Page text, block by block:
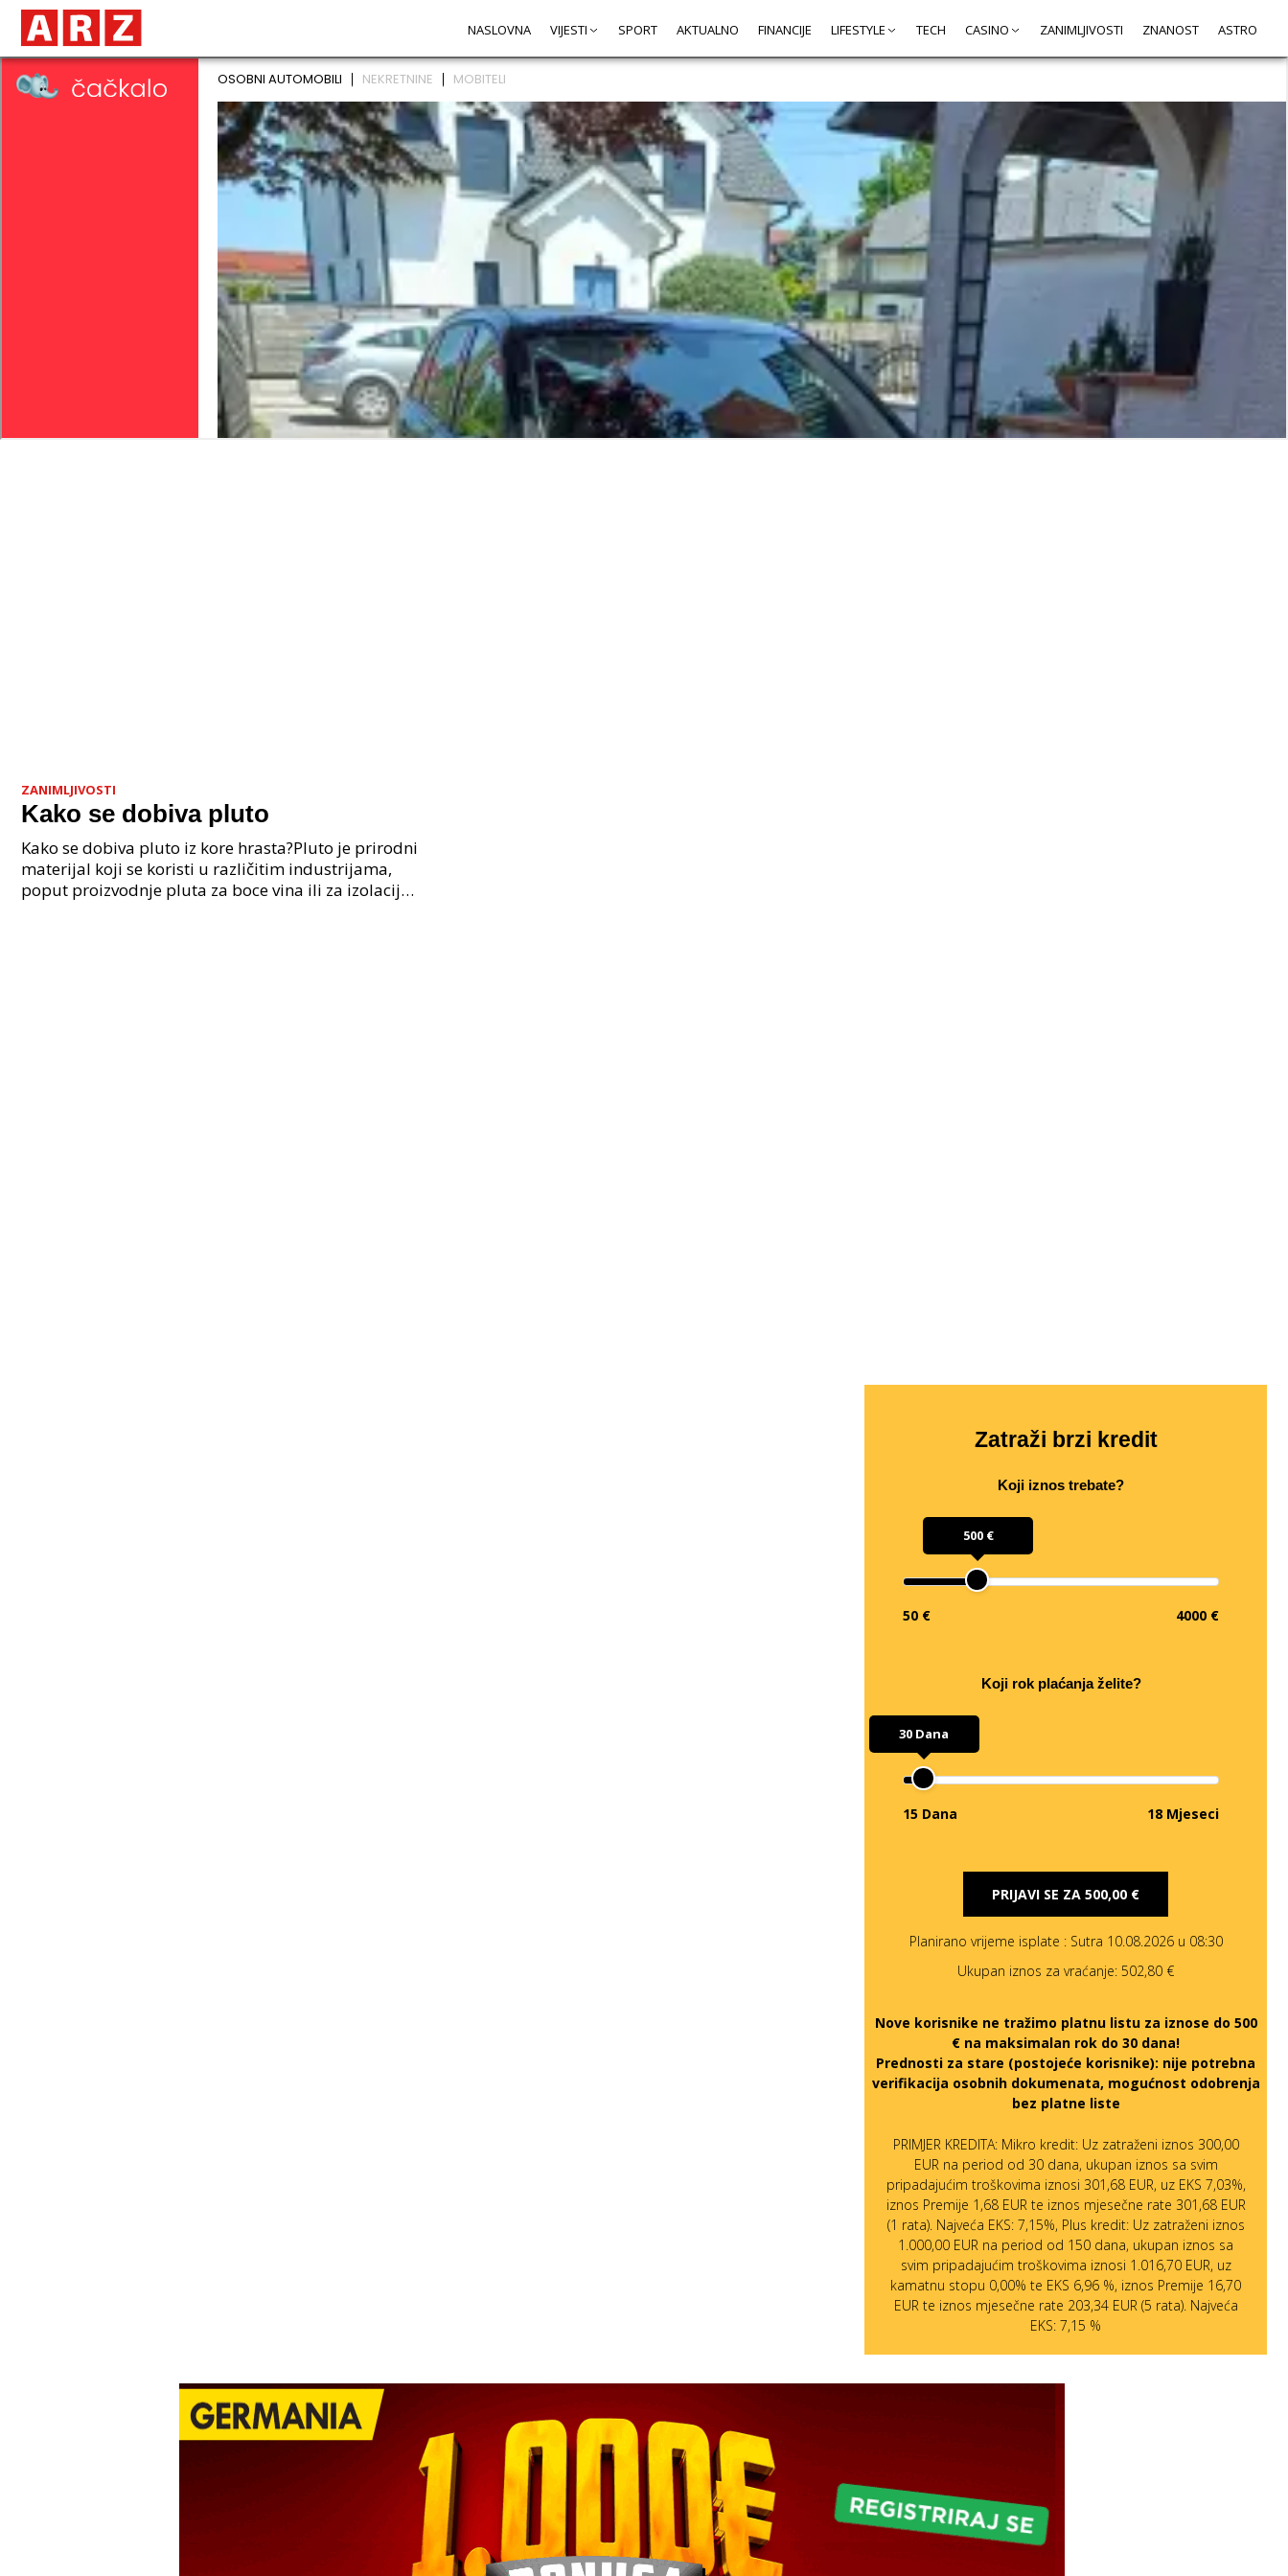
NASLOVNA VIJESTI SPORT AKTUALNO FINANCIJE LIFESTYLE TECH CASINO ZANIMLJIVOSTI ZNANOST ASTRO
ZANIMLJIVOSTI
Kako se dobiva pluto
Kako se dobiva pluto iz kore hrasta?Pluto je prirodni
materijal koji se koristi u različitim industrijama,
poput proizvodnje pluta za boce vina ili za izolaciju.
Zatraži brzi kredit
Koji iznos trebate?
500 €
50 € 4000 €
Koji rok plaćanja želite?
30 Dana
15 Dana 18 Mjeseci
PRIJAVI SE ZA 500,00 €
Planirano vrijeme isplate : Sutra 10.08.2026 u 08:30
Ukupan iznos za vraćanje: 502,80 €
Nove korisnike ne tražimo platnu listu za iznose do 500
€ na maksimalan rok do 30 dana!
Prednosti za stare (postojeće korisnike): nije potrebna
verifikacija osobnih dokumenata, mogućnost odobrenja
bez platne liste
PRIMJER KREDITA: Mikro kredit: Uz zatraženi iznos 300,00
EUR na period od 30 dana, ukupan iznos sa svim
pripadajućim troškovima iznosi 301,68 EUR, uz EKS 7,03%,
iznos Premije 1,68 EUR te iznos mjesečne rate 301,68 EUR
(1 rata). Najveća EKS: 7,15%, Plus kredit: Uz zatraženi iznos
1.000,00 EUR na period od 150 dana, ukupan iznos sa
svim pripadajućim troškovima iznosi 1.016,70 EUR, uz
kamatnu stopu 0,00% te EKS 6,96 %, iznos Premije 16,70
EUR te iznos mjesečne rate 203,34 EUR (5 rata). Najveća
EKS: 7,15 %